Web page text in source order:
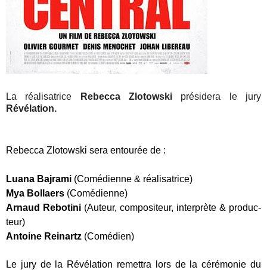
La réalisatrice Rebecca Zlotowski présidera le jury
Révélation.
Rebec­ca Zlo­tows­ki sera entou­rée de :
Lua­na Baj­ra­mi (Comé­dienne & réa­li­sa­trice)
Mya Bol­laers (Comé­dienne)
Arnaud Rebo­ti­ni (Auteur, com­po­si­teur, inter­prète & pro­duc­
teur)
Antoine Rei­nartz (Comé­dien)
Le jury de la Révé­la­tion remet­tra lors de la céré­mo­nie du